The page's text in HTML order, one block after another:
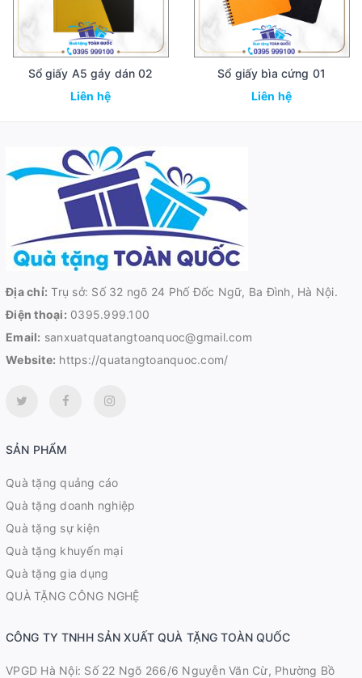
Sổ giấy A5 gáy dán 02
Liên hệ
Sổ giấy bìa cứng 01
Liên hệ
Địa chỉ: Trụ sở: Số 32 ngõ 24 Phố Đốc Ngữ, Ba Đình, Hà Nội.
Điện thoại: 0395.999.100
Email: sanxuatquatangtoanquoc@gmail.com
Website: https://quatangtoanquoc.com/
SẢN PHẨM
Quà tặng quảng cáo
Quà tặng doanh nghiệp
Quà tặng sự kiện
Quà tặng khuyến mại
Quà tặng gia dụng
QUÀ TẶNG CÔNG NGHỆ
CÔNG TY TNHH SẢN XUẤT QUÀ TẶNG TOÀN QUỐC
VPGD Hà Nội: Số 22 Ngõ 266/6 Nguyễn Văn Cừ, Phường Bồ